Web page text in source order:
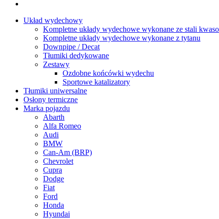
Układ wydechowy
Kompletne układy wydechowe wykonane ze stali
Kompletne układy wydechowe wykonane z tytanu
Downpipe / Decat
Tłumiki dedykowane
Zestawy
Ozdobne końcówki wydechu
Sportowe katalizatory
Tłumiki uniwersalne
Osłony termiczne
Marka pojazdu
Abarth
Alfa Romeo
Audi
BMW
Can-Am (BRP)
Chevrolet
Cupra
Dodge
Fiat
Ford
Honda
Hyundai